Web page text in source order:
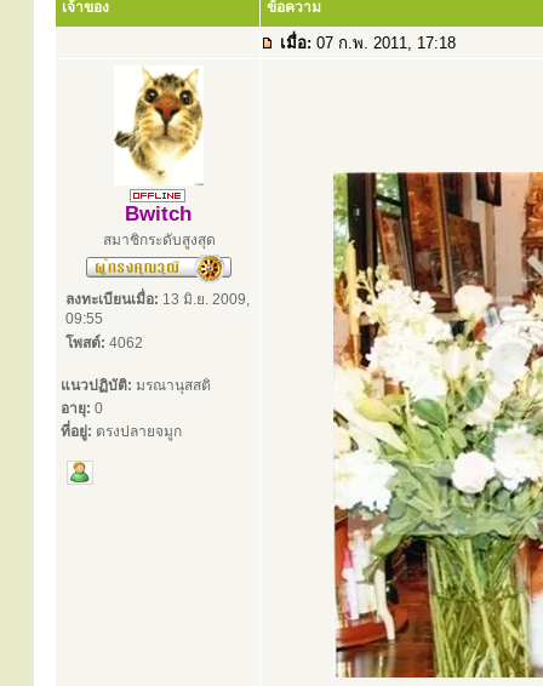
เจ้าของ ข้อความ
เมื่อ: 07 ก.พ. 2011, 17:18
Bwitch
สมาชิกระดับสูงสุด
ลงทะเบียนเมื่อ: 13 มิ.ย. 2009,
09:55
โพสต์: 4062
แนวปฏิบัติ: มรณานุสสติ
อายุ: 0
ที่อยู่: ตรงปลายจมูก